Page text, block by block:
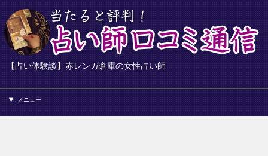
【占い体験談】赤レンガ倉庫の女性占い師
メニュー